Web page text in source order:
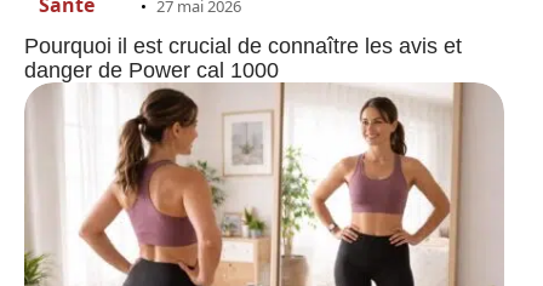
27 mai 2026
Pourquoi il est crucial de connaître les avis et
danger de Power cal 1000